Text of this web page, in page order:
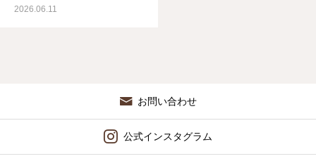
2026.06.11
お問い合わせ
公式インスタグラム